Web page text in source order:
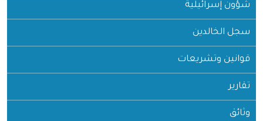
شؤون إسرائيلية
سجل الخالدين
قوانين وتشريعات
تقارير
وثائق